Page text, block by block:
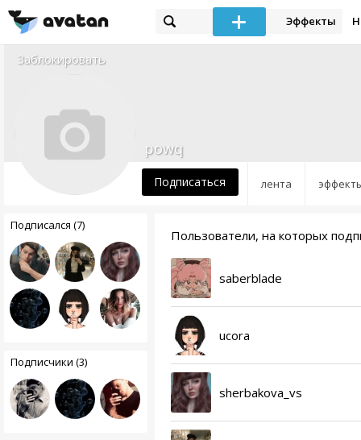
Эффекты
Заблокировать
лента
powq
Подписаться
Подписался (7)
Подписчики (3)
Пользователи, на которых
saberblade
ucora
sherbakova_vs